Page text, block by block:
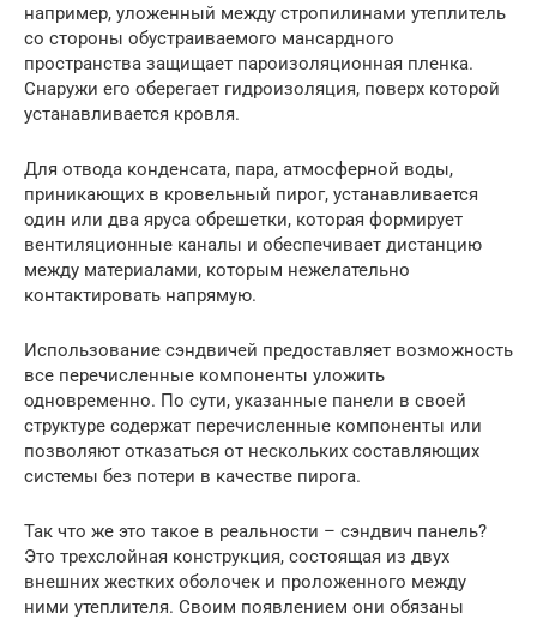
например, уложенный между стропилинами утеплитель
со стороны обустраиваемого мансардного
пространства защищает пароизоляционная пленка.
Снаружи его оберегает гидроизоляция, поверх которой
устанавливается кровля.
Для отвода конденсата, пара, атмосферной воды,
приникающих в кровельный пирог, устанавливается
один или два яруса обрешетки, которая формирует
вентиляционные каналы и обеспечивает дистанцию
между материалами, которым нежелательно
контактировать напрямую.
Использование сэндвичей предоставляет возможность
все перечисленные компоненты уложить
одновременно. По сути, указанные панели в своей
структуре содержат перечисленные компоненты или
позволяют отказаться от нескольких составляющих
системы без потери в качестве пирога.
Так что же это такое в реальности – сэндвич панель?
Это трехслойная конструкция, состоящая из двух
внешних жестких оболочек и проложенного между
ними утеплителя. Своим появлением они обязаны